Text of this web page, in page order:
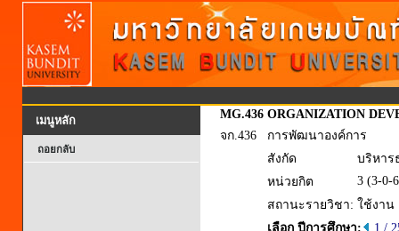
เมนูหลัก
ถอยกลับ
MG.436 ORGANIZATION
จก.436
การพัฒนาองค์การ
สังกัด
บริหาร
หน่วยกิต
3 (3-0-
สถานะรายวิชา: ใช้งาน
เลือก ปีการศึกษา:
1 /